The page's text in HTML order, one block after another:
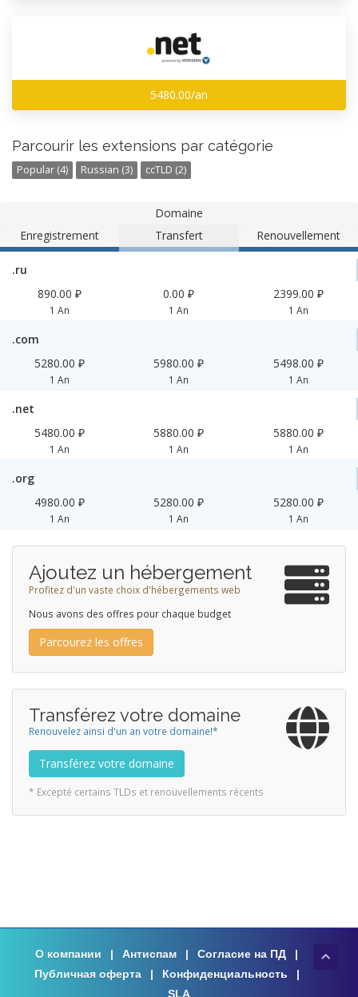
5480.00/an
Parcourir les extensions par catégorie
Popular (4) Russian (3) ccTLD (2)
Domaine
Enregistrement
Transfert Renouvellement
.ru
890.00 ₽
1 An
0.00 ₽
1 An
2399.00 ₽
1 An
.com
5280.00 ₽
1 An
5980.00 ₽
1 An
5498.00 ₽
1 An
.net
5480.00 ₽
1 An
5880.00 ₽
1 An
5880.00 ₽
1 An
.org
4980.00 ₽
1 An
5280.00 ₽
1 An
5280.00 ₽
1 An
Ajoutez un hébergement
Profitez d'un vaste choix d'hébergements web
Nous avons des offres pour chaque budget
Parcourez les offres
Transférez votre domaine
Renouvelez ainsi d'un an votre domaine!*
Transférez votre domaine
* Excepté certains TLDs et renouvellements récents
О компании | Антиспам | Согласие на ПД
|
Публичная оферта
| Конфиденциальность
|
SLA